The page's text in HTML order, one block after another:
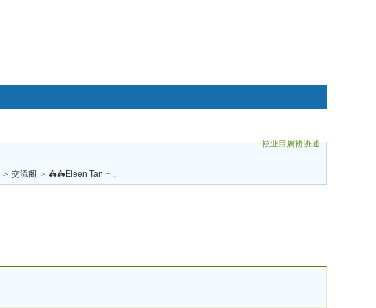
袨业目屑袇协通
> 交流阁 > 🛵🛵Eleen Tan ~ ..